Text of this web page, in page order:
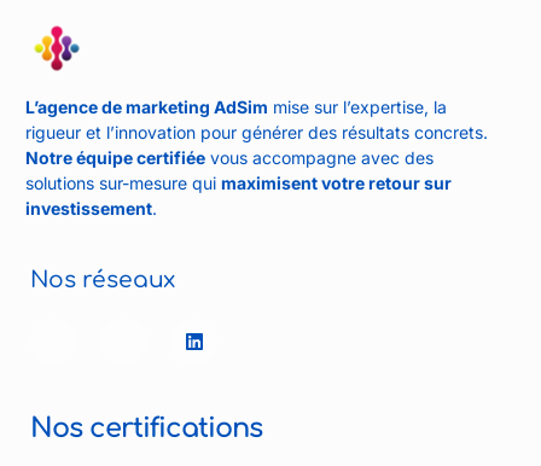
L’agence de marketing AdSim mise sur l’expertise, la
rigueur et l’innovation pour générer des résultats concrets.
Notre équipe certifiée vous accompagne avec des
solutions sur-mesure qui maximisent votre retour sur
investissement.
Nos réseaux
Nos certifications